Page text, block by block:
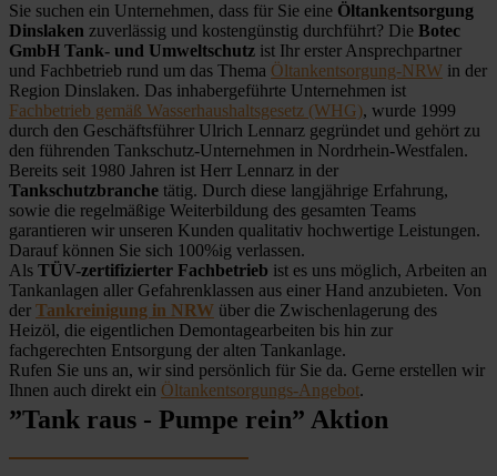
Sie suchen ein Unternehmen, dass für Sie eine Öltankentsorgung
Dinslaken zuverlässig und kostengünstig durchführt? Die Botec
GmbH Tank- und Umweltschutz ist Ihr erster Ansprechpartner
und Fachbetrieb rund um das Thema Öltankentsorgung-NRW in der
Region Dinslaken. Das inhabergeführte Unternehmen ist
Fachbetrieb gemäß Wasserhaushaltsgesetz (WHG), wurde 1999
durch den Geschäftsführer Ulrich Lennarz gegründet und gehört zu
den führenden Tankschutz-Unternehmen in Nordrhein-Westfalen.
Bereits seit 1980 Jahren ist Herr Lennarz in der
Tankschutzbranche tätig. Durch diese langjährige Erfahrung,
sowie die regelmäßige Weiterbildung des gesamten Teams
garantieren wir unseren Kunden qualitativ hochwertige Leistungen.
Darauf können Sie sich 100%ig verlassen.
Als TÜV-zertifizierter Fachbetrieb ist es uns möglich, Arbeiten an
Tankanlagen aller Gefahrenklassen aus einer Hand anzubieten. Von
der Tankreinigung in NRW über die Zwischenlagerung des
Heizöl, die eigentlichen Demontagearbeiten bis hin zur
fachgerechten Entsorgung der alten Tankanlage.
Rufen Sie uns an, wir sind persönlich für Sie da. Gerne erstellen wir
Ihnen auch direkt ein Öltankentsorgungs-Angebot.
”Tank raus - Pumpe rein” Aktion